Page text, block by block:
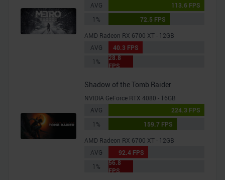
AVG
113.6 FPS
1%
72.5 FPS
AMD Radeon RX 6700 XT - 12GB
AVG
40.3 FPS
1%
28.8
FPS
Shadow of the Tomb Raider
NVIDIA GeForce RTX 4080 - 16GB
AVG
224.3 FPS
1%
159.7 FPS
AMD Radeon RX 6700 XT - 12GB
AVG
92.4 FPS
1%
56.8
FPS